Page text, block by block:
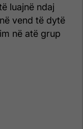
luajnë ndaj
vend të dytë
në atë grup